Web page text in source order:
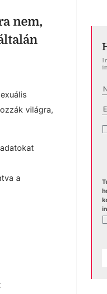
nem,
világra,
a